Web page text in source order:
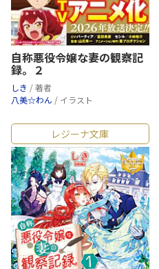
自称悪役令嬢な妻の観察記
録。２
しき / 著者
八美☆わん / イラスト
レジーナ文庫